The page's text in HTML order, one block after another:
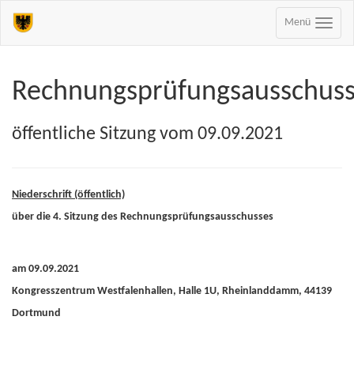
Menü
öffentliche Sitzung vom 09.09.2021
Niederschrift (öffentlich)
über die 4. Sitzung des Rechnungsprüfungsausschusses
am 09.09.2021
Kongresszentrum Westfalenhallen, Halle 1U, Rheinlanddamm, 44139
Dortmund